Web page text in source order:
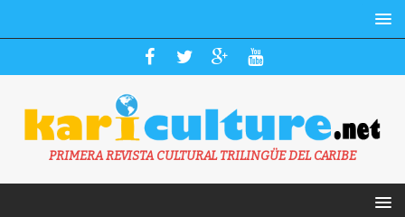
PRIMERA REVISTA CULTURAL TRILINGÜE DEL CARIBE